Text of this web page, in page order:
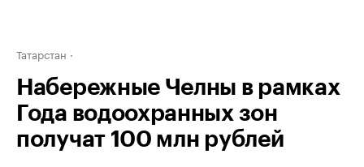
Татарстан
Набережные Челны в рамках
Года водоохранных зон
получат 100 млн рублей